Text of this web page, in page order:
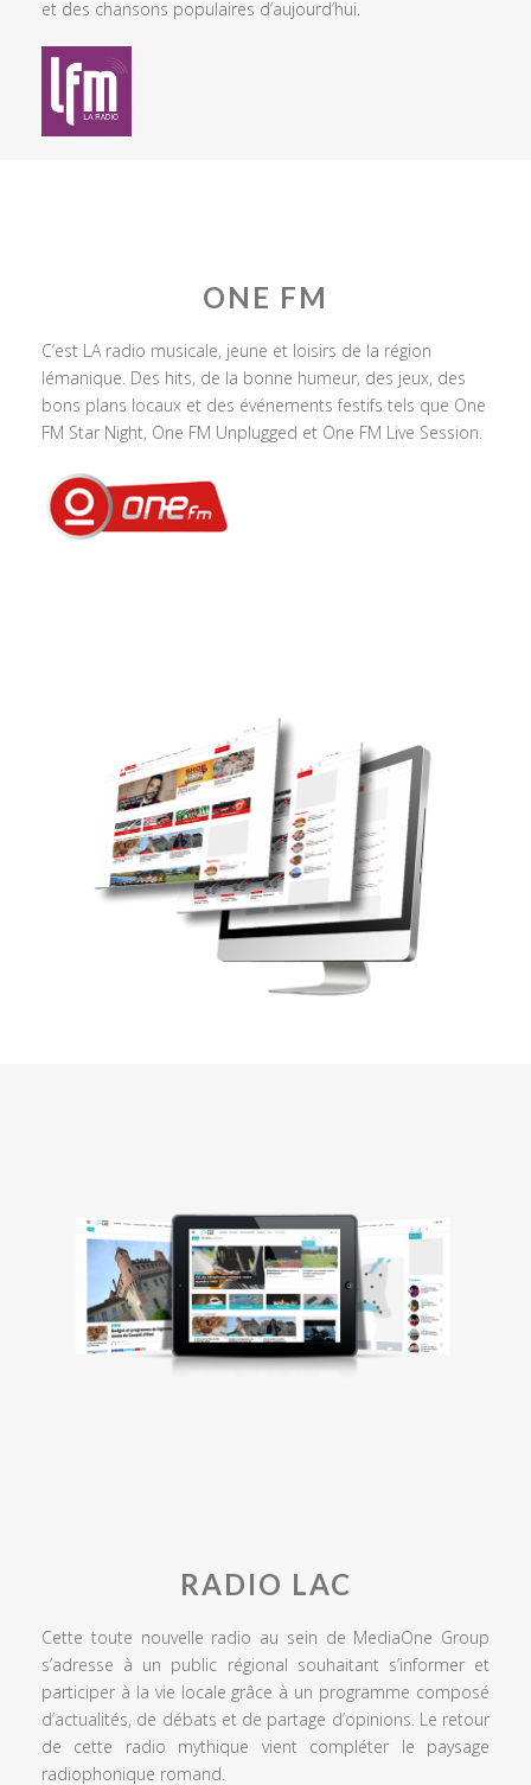
et des chansons populaires d’aujourd’hui.
ONE FM
C’est LA radio musicale, jeune et loisirs de la région
lémanique. Des hits, de la bonne humeur, des jeux, des
bons plans locaux et des événements festifs tels que One
FM Star Night, One FM Unplugged et One FM Live Session.
RADIO LAC
Cette toute nouvelle radio au sein de MediaOne Group
s’adresse à un public régional souhaitant s’informer et
participer à la vie locale grâce à un programme composé
d’actualités, de débats et de partage d’opinions. Le retour
de cette radio mythique vient compléter le paysage
radiophonique romand.